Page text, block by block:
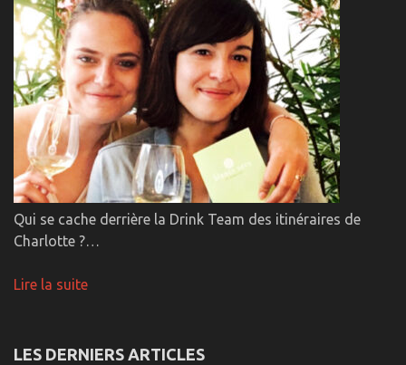
Qui se cache derrière la Drink Team des itinéraires de
Charlotte ?…
Lire la suite
LES DERNIERS ARTICLES